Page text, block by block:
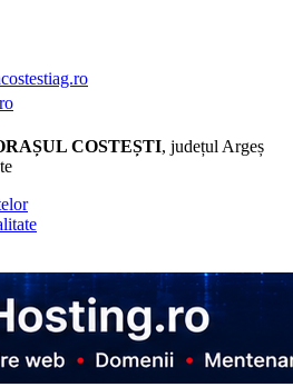
COSTEȘTI, județul Argeș